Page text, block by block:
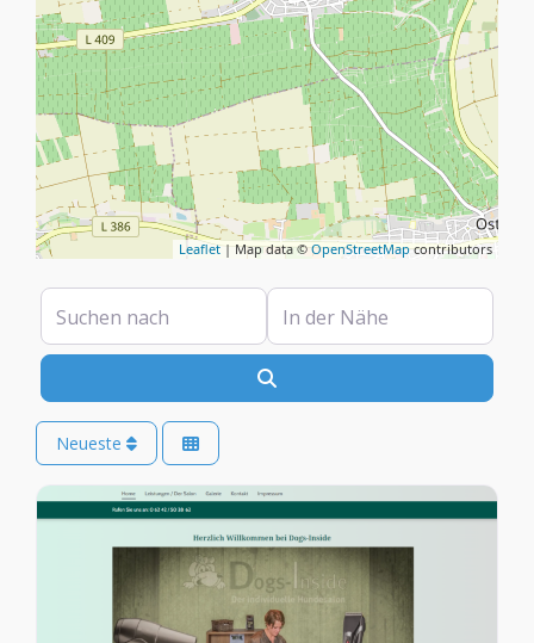
Leaflet| Map data ©OpenStreetMapcontributors
Suchen nach In der Nähe
Neueste